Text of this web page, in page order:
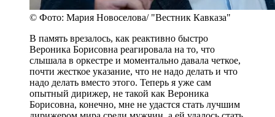
© Фото: Мария Новоселова/ "Вестник Кавказа"
В память врезалось, как реактивно быстро
Вероника Борисовна реагировала на то, что
слышала в оркестре и моментально давала четкое,
почти жесткое указание, что не надо делать и что
надо делать вместо этого. Теперь я уже сам
опытный дирижер, не такой как Вероника
Борисовна, конечно, мне не удастся стать лучшим